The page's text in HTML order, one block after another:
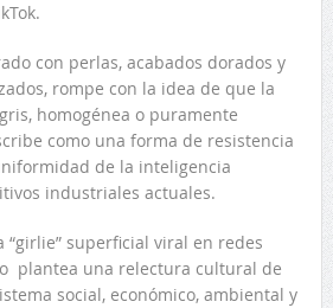
con perlas, acabados dorados y
rompe con la idea de que la
homogénea o puramente
como una forma de resistencia
de la inteligencia
industriales actuales.
“girlie” superficial viral en redes
plantea una relectura cultural de
social, económico, ambiental y